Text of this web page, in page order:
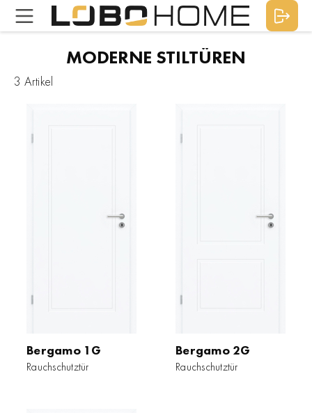
MODERNE STILTÜREN
3 Artikel
Bergamo 1G
Rauchschutztür
Bergamo 2G
Rauchschutztür